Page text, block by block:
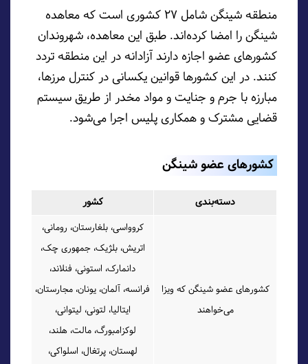
منطقه شینگن شامل 27 کشوری است که معاهده
شینگن را امضا کرده‌اند. طبق این معاهده، شهروندان
کشورهای عضو اجازه دارند آزادانه در این منطقه تردد
کنند. در این کشورها قوانین یکسانی در کنترل مرزها،
مبارزه با جرم و جنایت و مواد مخدر از طریق سیستم
قضایی مشترک و همکاری پلیس اجرا می‌شود.
کشورهای عضو شینگن
دسته‌بندی کشور
کشورهای عضو شینگن که ویزا
می‌خواهند
کروواسی، بلغارستان، رومانی،
اتریش، بلژیک، جمهوری چک،
دانمارک، استونی، فنلاند،
فرانسه، آلمان، یونان، مجارستان،
ایتالیا، لتونی، لیتوانی،
لوکزامبورگ، مالت، هلند،
لهستان، پرتغال، اسلواکی،